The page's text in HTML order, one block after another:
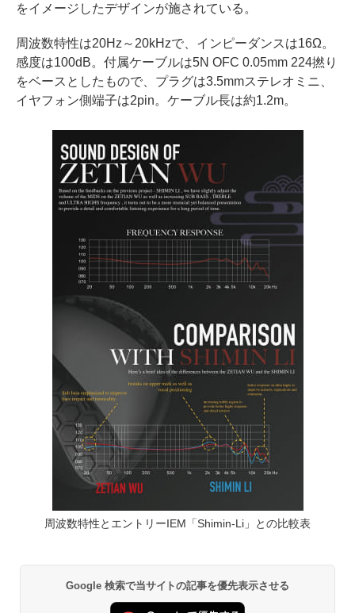
をイメージしたデザインが施されている。
周波数特性は20Hz～20kHzで、インピーダンスは16Ω。
感度は100dB。付属ケーブルは5N OFC 0.05mm 224撚り
をベースとしたもので、プラグは3.5mmステレオミニ、
イヤフォン側端子は2pin。ケーブル長は約1.2m。
周波数特性とエントリーIEM「Shimin-Li」との比較表
Google 検索で当サイトの記事を優先表示させる